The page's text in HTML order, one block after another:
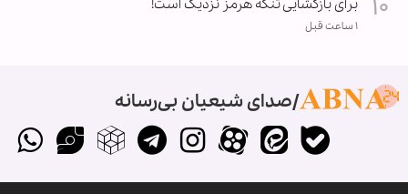
برای بازگشایی تنگه هرمز نزدیک است!
۱ ساعت قبل
صدای شیعیان بی‌رسانه